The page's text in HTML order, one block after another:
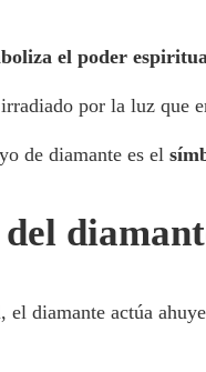
el poder
por la luz que
de diamante es el
diamante actúa